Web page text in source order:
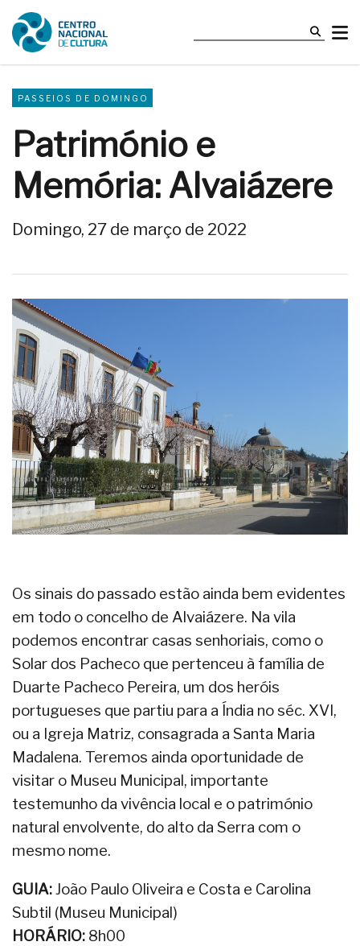
PASSEIOS DE DOMINGO
Património e
Memória: Alvaiázere
Domingo, 27 de março de 2022
Os sinais do passado estão ainda bem evidentes
em todo o concelho de Alvaiázere. Na vila
podemos encontrar casas senhoriais, como o
Solar dos Pacheco que pertenceu à família de
Duarte Pacheco Pereira, um dos heróis
portugueses que partiu para a Índia no séc. XVI,
ou a Igreja Matriz, consagrada a Santa Maria
Madalena. Teremos ainda oportunidade de
visitar o Museu Municipal, importante
testemunho da vivência local e o património
natural envolvente, do alto da Serra com o
mesmo nome.
GUIA:João Paulo Oliveira e Costa e Carolina
Subtil (Museu Municipal)
HORÁRIO: 8h00